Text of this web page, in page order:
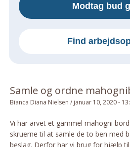
Om Materialer
Tips Og Tricks
Andet
Modtag bud
Find
Samle og ordne
Bianca Diana Nielsen / januar 10, 2020 -
Vi har arvet et gammel mahogni
skruerne til at samle de to ben med
beslag. Derfor har vi brug for hjælp